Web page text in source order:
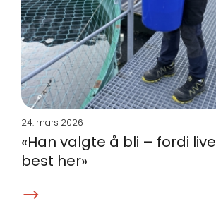
24. mars 2026
«Han valgte å bli – fordi
best her»